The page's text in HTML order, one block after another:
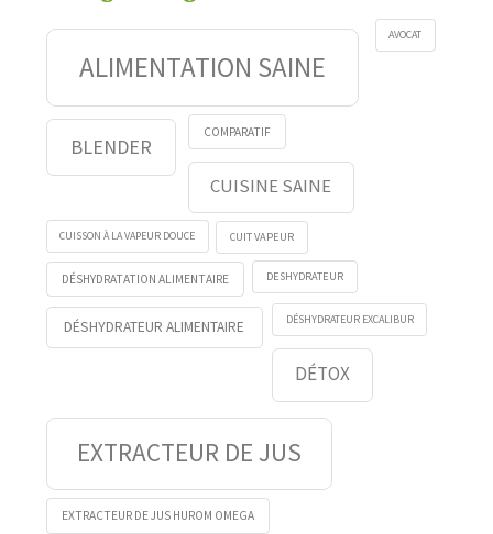
ALIMENTATION SAINE
AVOCAT
BLENDER
COMPARATIF
CUISINE SAINE
CUISSON À LA VAPEUR DOUCE CUIT VAPEUR
DÉSHYDRATATION ALIMENTAIRE DESHYDRATEUR
DÉSHYDRATEUR ALIMENTAIRE DÉSHYDRATEUR EXCALIBUR
DÉTOX
EXTRACTEUR DE JUS
EXTRACTEUR DE JUS HUROM OMEGA